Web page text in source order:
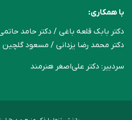
با همکاری:
دکتر بابک قلعه‌ باغی / دکتر حامد
دکتر محمد رضا یزدانی / مسعود گلچین
سردبیر: دکتر علی‌اصغر هنرمند